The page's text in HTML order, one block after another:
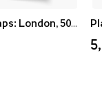
Plagát, Maps: London, 50x70